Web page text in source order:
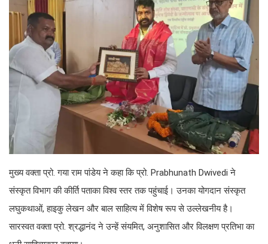
मुख्य वक्ता प्रो. गया राम पांडेय ने कहा कि प्रो. Prabhunath Dwivedi ने
संस्कृत विभाग की कीर्ति पताका विश्व स्तर तक पहुंचाई। उनका योगदान संस्कृत
लघुकथाओं, हाइकु लेखन और बाल साहित्य में विशेष रूप से उल्लेखनीय है।
सारस्वत वक्ता प्रो. श्रद्धानंद ने उन्हें संयमित, अनुशासित और विलक्षण प्रतिभा का